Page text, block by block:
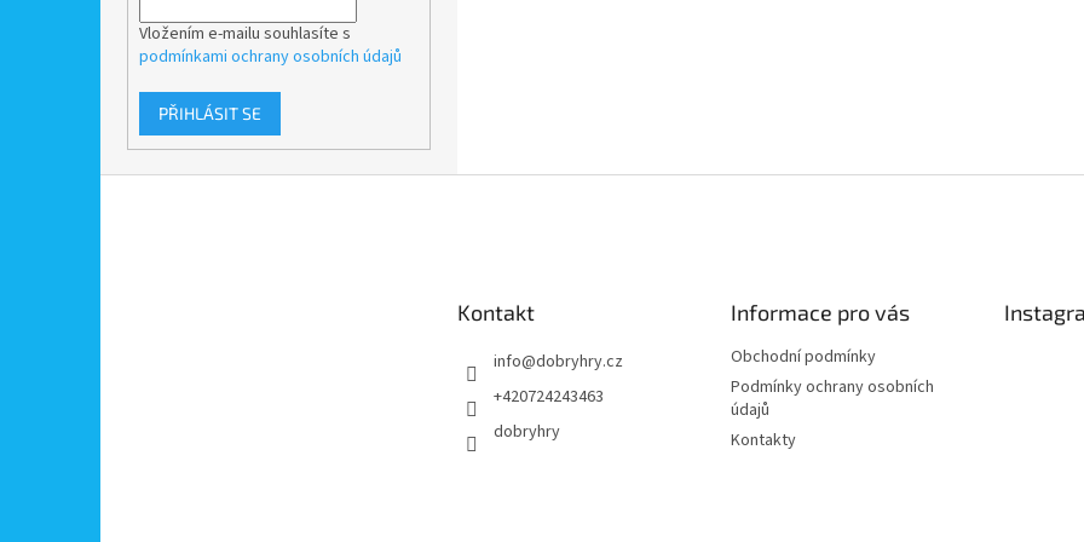
Vložením e-mailu souhlasíte s
podmínkami ochrany osobních údajů
PŘIHLÁSIT SE
Kontakt
info@dobryhry.cz
+420724243463
dobryhry
Informace pro vás
Obchodní podmínky
Podmínky ochrany osobních
údajů
Kontakty